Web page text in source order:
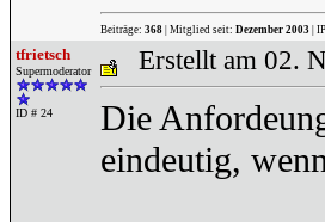
Beiträge: 368 | Mitglied seit: Dezember 2003 |
tfrietsch
Supermoderator
ID # 24
Erstellt am 02.
Die
eindeutig,